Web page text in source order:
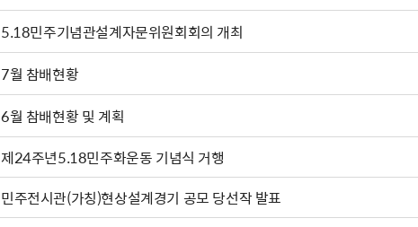
5.18민주기념관설계자문위원회회의 개최
7월 참배현황
6월 참배현황 및 계획
제24주년5.18민주화운동 기념식 거행
민주전시관(가칭)현상설계경기 공모 당선작 발표